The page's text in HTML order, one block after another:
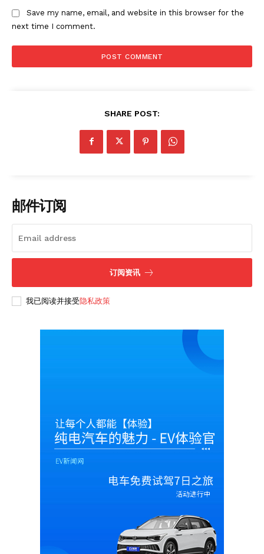
Company
About
Contact us
Save my name, email, and website in this browser for the
next time I comment.
SHARE POST:
邮件订阅
订阅资讯
我已阅读并接受隐私政策